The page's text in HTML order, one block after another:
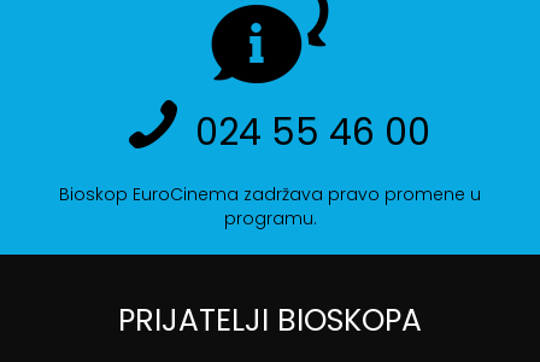
024 55 46 00
Bioskop EuroCinema zadržava pravo promene u
programu.
PRIJATELJI BIOSKOPA